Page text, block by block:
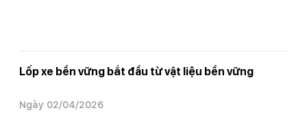
Lốp xe bền vững bắt đầu từ vật liệu bền vững
Ngày 02/04/2026